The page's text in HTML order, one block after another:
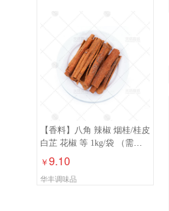
【香料】八角 辣椒 烟桂/桂皮
白芷 花椒 等 1kg/袋 （需磨
粉请备注）
￥9.10
华丰调味品